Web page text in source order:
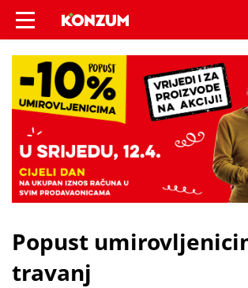
Popust umirovljenicima za
Popust
travanj